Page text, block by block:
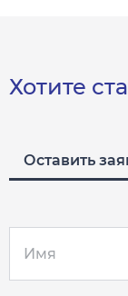
Хотите
Оставить